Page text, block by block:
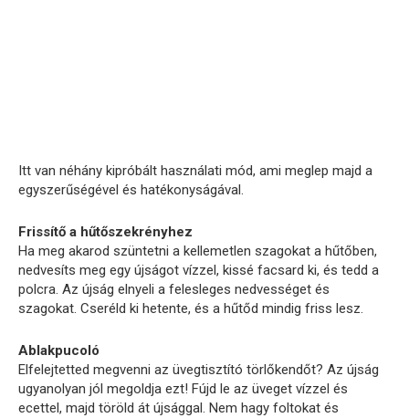
Itt van néhány kipróbált használati mód, ami meglep majd a
egyszerűségével és hatékonyságával.
Frissítő a hűtőszekrényhez
Ha meg akarod szüntetni a kellemetlen szagokat a hűtőben,
nedvesíts meg egy újságot vízzel, kissé facsard ki, és tedd a
polcra. Az újság elnyeli a felesleges nedvességet és
szagokat. Cseréld ki hetente, és a hűtőd mindig friss lesz.
Ablakpucoló
Elfelejtetted megvenni az üvegtisztító törlőkendőt? Az újság
ugyanolyan jól megoldja ezt! Fújd le az üveget vízzel és
ecettel, majd töröld át újsággal. Nem hagy foltokat és